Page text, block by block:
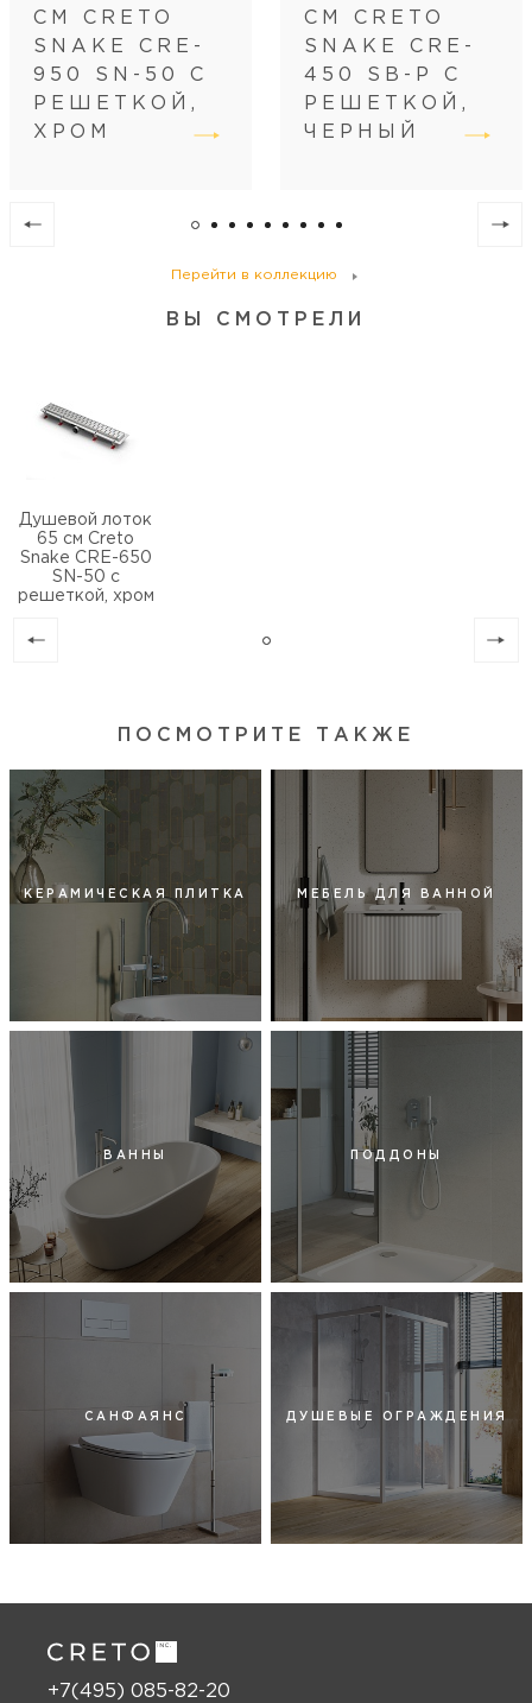
Размещение вровень с полом
Регулировка по высоте
Диаметр слива, см
Перейти в коллекцию
СМ CRETO
SNAKE CRE-
950 SN-50 С
РЕШЕТКОЙ,
ХРОМ
СМ CRETO
SNAKE CRE-
450 SB-P С
РЕШЕТКОЙ,
ЧЕРНЫЙ
ВЫ СМОТРЕЛИ
Душевой лоток
65 см Creto
Snake CRE-650
SN-50 с
решеткой, хром
ПОСМОТРИТЕ ТАКЖЕ
КЕРАМИЧЕСКАЯ ПЛИТКА МЕБЕЛЬ ДЛЯ ВАННОЙ
ВАННЫ ПОДДОНЫ
САНФАЯНС ДУШЕВЫЕ ОГРАЖДЕНИЯ
+7(495) 085-82-20